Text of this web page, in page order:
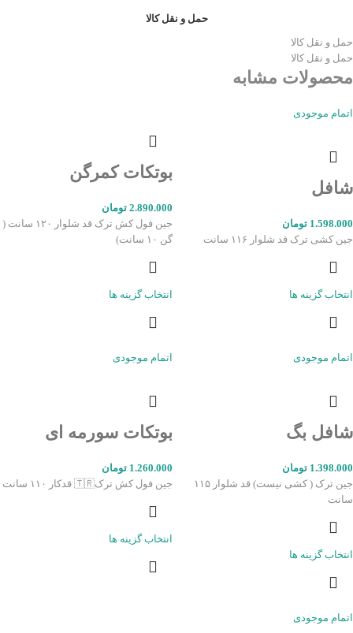
حمل و نقل کالا
حمل و نقل کالا
حمل و نقل کالا
محصولات مشابه
اتمام موجودی
شافل
1.598.000 تومان
جین کشی ترک قد شلوار ۱۱۶ سانت
انتخاب گزینه ها
بوتکات کمرگن
2.890.000 تومان
جین فول کش ترک قد شلوار ۱۲۰ سانت (
گن ۱۰ سانت)
انتخاب گزینه ها
اتمام موجودی
شافل بگ
1.398.000 تومان
جین ترک ( کشی نیست) قد شلوار ۱۱۵
سانت
انتخاب گزینه ها
اتمام موجودی
بوتکات سورمه ای
1.260.000 تومان
جین فول کش ترک🇹🇷 قدکار ۱۱۰ سانت
انتخاب گزینه ها
اتمام موجودی